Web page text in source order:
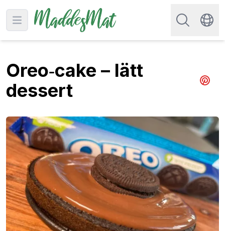
Open main menu
Sök efter
Oreo‑cake – lätt
dessert
Share